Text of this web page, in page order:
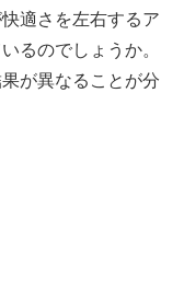
適さを左右するア
るのでしょうか。
が異なることが分